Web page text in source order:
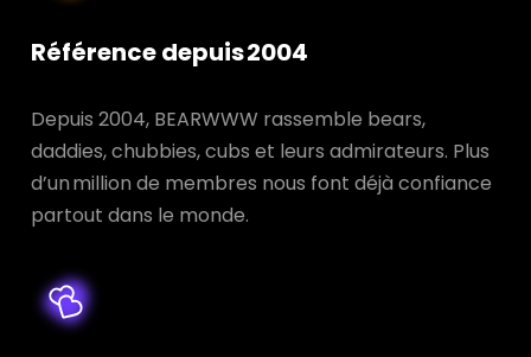
Référence depuis 2004
Depuis 2004, BEARWWW rassemble bears,
daddies, chubbies, cubs et leurs admirateurs. Plus
d’un million de membres nous font déjà confiance
partout dans le monde.